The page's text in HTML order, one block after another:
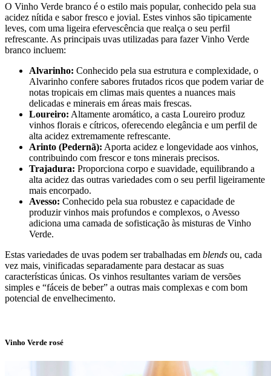
O Vinho Verde branco é o estilo mais popular, conhecido pela sua
acidez nítida e sabor fresco e jovial. Estes vinhos são tipicamente
leves, com uma ligeira efervescência que realça o seu perfil
refrescante. As principais uvas utilizadas para fazer Vinho Verde
branco incluem:
Alvarinho: Conhecido pela sua estrutura e complexidade, o
Alvarinho confere sabores frutados ricos que podem variar de
notas tropicais em climas mais quentes a nuances mais
delicadas e minerais em áreas mais frescas.
Loureiro: Altamente aromático, a casta Loureiro produz
vinhos florais e cítricos, oferecendo elegância e um perfil de
alta acidez extremamente refrescante.
Arinto (Pedernã): Aporta acidez e longevidade aos vinhos,
contribuindo com frescor e tons minerais precisos.
Trajadura: Proporciona corpo e suavidade, equilibrando a
alta acidez das outras variedades com o seu perfil ligeiramente
mais encorpado.
Avesso: Conhecido pela sua robustez e capacidade de
produzir vinhos mais profundos e complexos, o Avesso
adiciona uma camada de sofisticação às misturas de Vinho
Verde.
Estas variedades de uvas podem ser trabalhadas em blends ou, cada
vez mais, vinificadas separadamente para destacar as suas
características únicas. Os vinhos resultantes variam de versões
simples e “fáceis de beber” a outras mais complexas e com bom
potencial de envelhecimento.
Vinho Verde rosé